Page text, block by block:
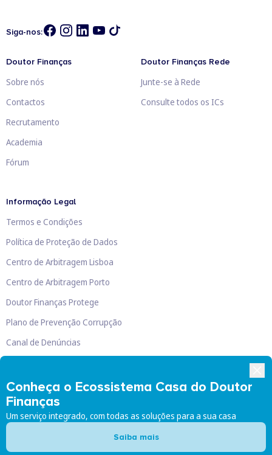
Conheça o Ecossistema Casa do Doutor
Finanças
Um serviço integrado, com todas as soluções para a sua casa
Saiba mais
Siga-nos:
Doutor Finanças
Sobre nós
Contactos
Recrutamento
Academia
Fórum
Doutor Finanças Rede
Junte-se à Rede
Consulte todos os ICs
Informação Legal
Termos e Condições
Política de Proteção de Dados
Centro de Arbitragem Lisboa
Centro de Arbitragem Porto
Doutor Finanças Protege
Plano de Prevenção Corrupção
Canal de Denúncias
Doutor Finanças, Lda